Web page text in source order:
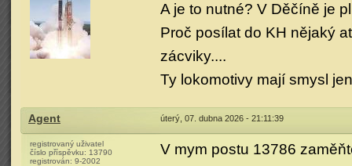
A je to nutné? V Děčíně je
Proč posílat do KH nějaký
zácviky....
Ty lokomotivy mají smysl
Agent úterý, 07. dubna 2026 - 21:11:39
registrovaný uživatel
číslo příspěvku: 13790
registrován: 9-2002
V mym postu 13786